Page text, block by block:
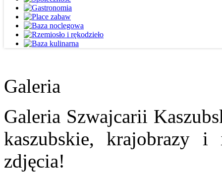
Galeria
Galeria Szwajcarii
kaszubskie, krajobrazy
zdjęcia!